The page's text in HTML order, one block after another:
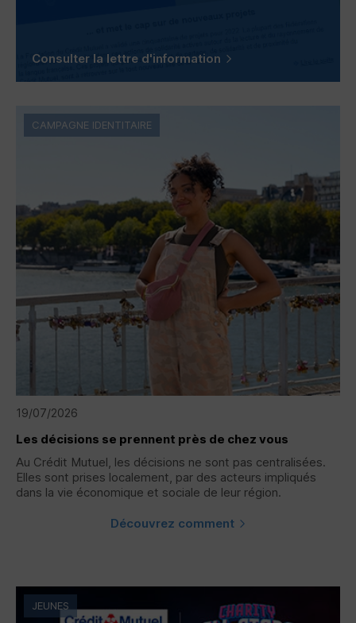
Consulter la lettre d'information
19/07/2026
Les décisions se prennent près de chez vous
Au Crédit Mutuel, les décisions ne sont pas centralisées.
Elles sont prises localement, par des acteurs impliqués
dans la vie économique et sociale de leur région.
Découvrez comment
CAMPAGNE IDENTITAIRE
JEUNES